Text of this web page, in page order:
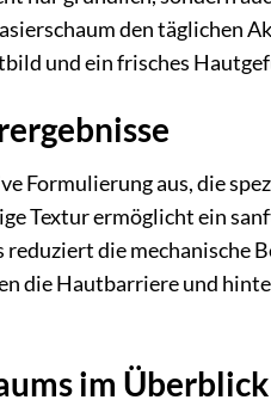
den täglichen
und ein frisches
Formulierung aus, die
Textur ermöglicht ein
die mechanische
die Hautbarriere und
im Überblick